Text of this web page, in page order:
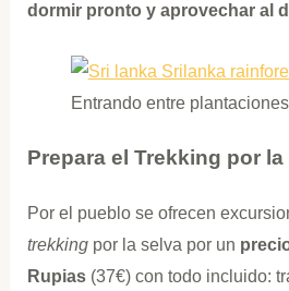
dormir pronto y aprovechar al
Entrando entre
Prepara el Trekking por la
Por el pueblo se ofrecen
trekkingpor la selva por un
Rupias(37€) con todo incluido: